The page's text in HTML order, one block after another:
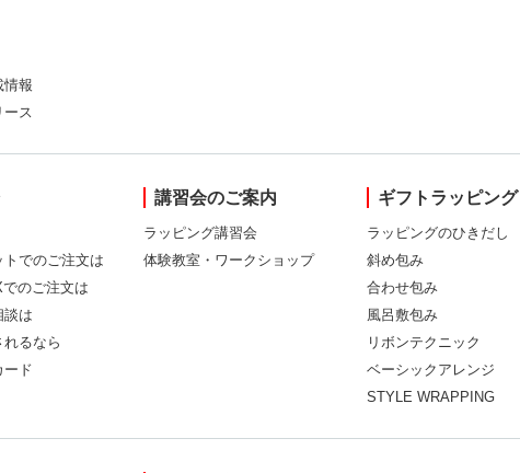
情報
ース
トでのご注文は
のご注文は
談は
るなら
ード
講習会のご案内
ラッピング講習会
体験教室・ワークショップ
ギフトラッピング
ラッピングのひきだし
斜め包み
合わせ包み
風呂敷包み
リボンテクニック
ベーシックアレンジ
STYLE WRAPPING